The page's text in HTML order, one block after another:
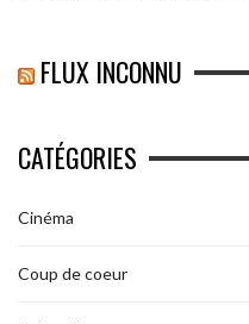
FLUX INCONNU
CATÉGORIES
Cinéma
Coup de coeur